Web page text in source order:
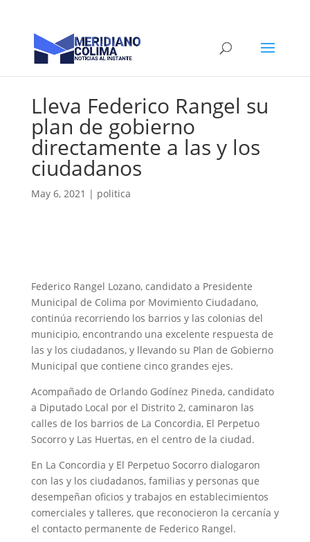
Lleva Federico Rangel su
plan de gobierno
directamente a las y los
ciudadanos
May 6, 2021 | politica
Federico Rangel Lozano, candidato a Presidente
Municipal de Colima por Movimiento Ciudadano,
continúa recorriendo los barrios y las colonias del
municipio, encontrando una excelente respuesta de
las y los ciudadanos, y llevando su Plan de Gobierno
Municipal que contiene cinco grandes ejes.
Acompañado de Orlando Godínez Pineda, candidato
a Diputado Local por el Distrito 2, caminaron las
calles de los barrios de La Concordia, El Perpetuo
Socorro y Las Huertas, en el centro de la ciudad.
En La Concordia y El Perpetuo Socorro dialogaron
con las y los ciudadanos, familias y personas que
desempeñan oficios y trabajos en establecimientos
comerciales y talleres, que reconocieron la cercanía y
el contacto permanente de Federico Rangel.